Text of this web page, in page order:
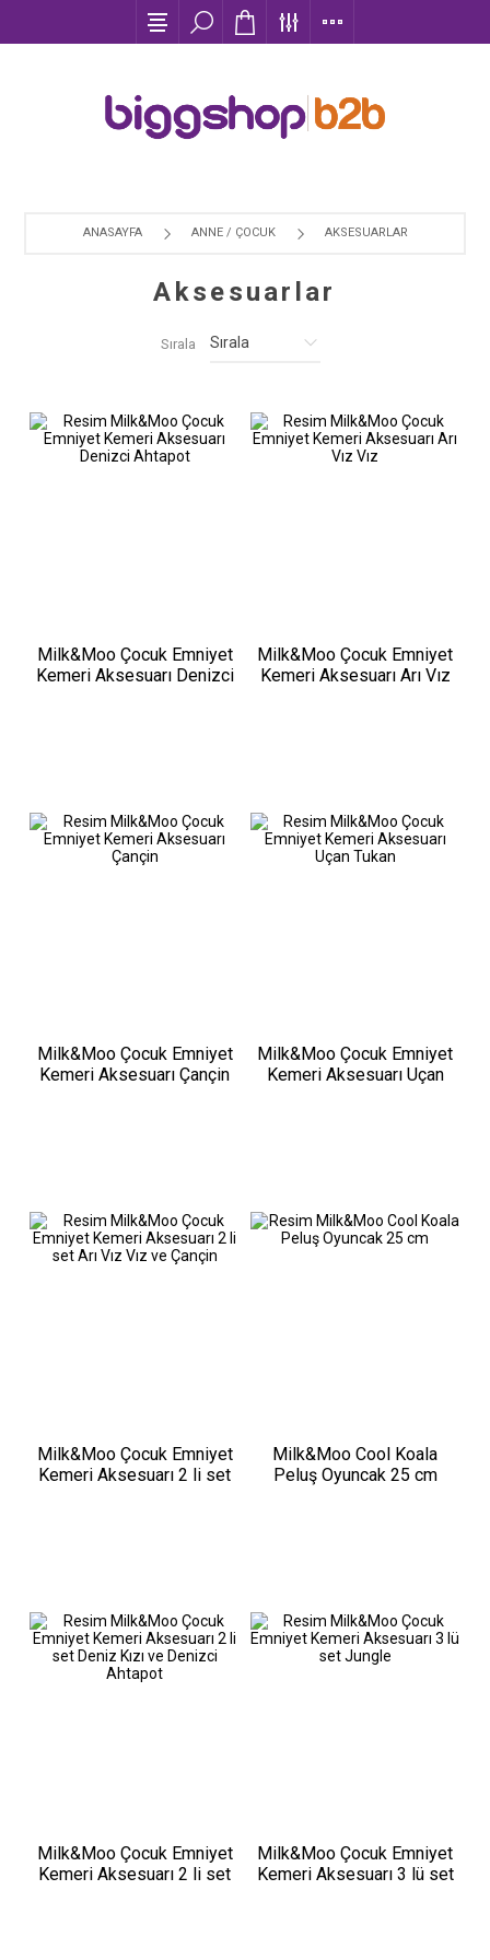
ANASAYFA ANNE / ÇOCUK AKSESUARLAR
Aksesuarlar
Sırala
Milk&Moo Çocuk Emniyet
Kemeri Aksesuarı Denizci
Milk&Moo Çocuk Emniyet
Kemeri Aksesuarı Arı Vız
Milk&Moo Çocuk Emniyet
Kemeri Aksesuarı Çançin
Milk&Moo Çocuk Emniyet
Kemeri Aksesuarı Uçan
Milk&Moo Çocuk Emniyet
Kemeri Aksesuarı 2 li set
Milk&Moo Cool Koala
Peluş Oyuncak 25 cm
Milk&Moo Çocuk Emniyet
Kemeri Aksesuarı 2 li set
Milk&Moo Çocuk Emniyet
Kemeri Aksesuarı 3 lü set